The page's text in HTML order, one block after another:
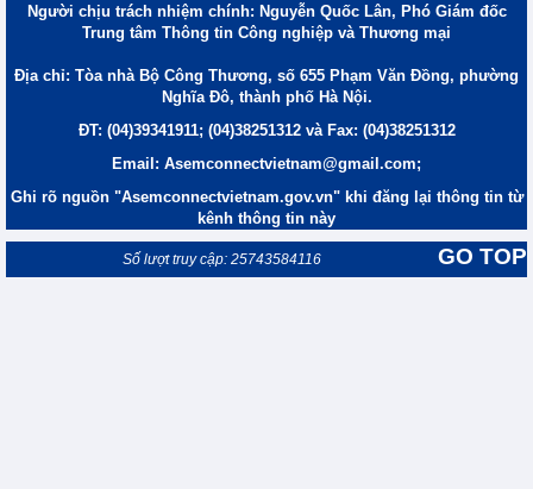
Người chịu trách nhiệm chính: Nguyễn Quốc Lân, Phó Giám đốc
Trung tâm Thông tin Công nghiệp và Thương mại
Địa chỉ: Tòa nhà Bộ Công Thương, số 655 Phạm Văn Đồng, phường
Nghĩa Đô, thành phố Hà Nội.
ĐT: (04)39341911; (04)38251312 và Fax: (04)38251312
Email: Asemconnectvietnam@gmail.com;
Ghi rõ nguồn "Asemconnectvietnam.gov.vn" khi đăng lại thông tin từ
kênh thông tin này
GO TOP
Số lượt truy cập: 25743584116